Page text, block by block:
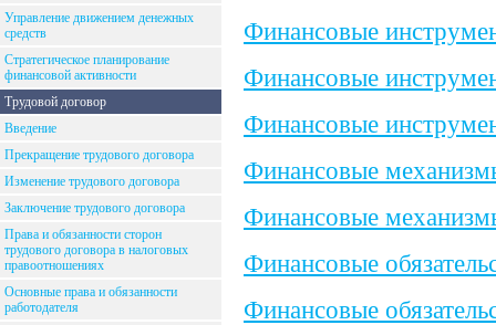
Управление движением денежных
средств
Стратегическое планирование
финансовой активности
Трудовой договор
Введение
Прекращение трудового договора
Изменение трудового договора
Заключение трудового договора
Права и обязанности сторон
трудового договора в налоговых
правоотношениях
Основные права и обязанности
работодателя
Финансовые
Финансовые
Финансовые
Финансовые
Финансовые
Финансовые
Финансовые